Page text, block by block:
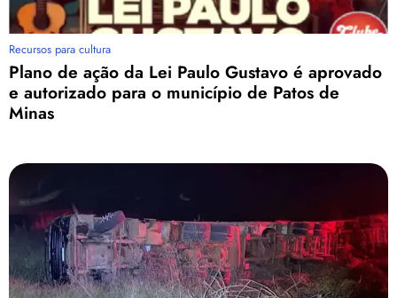
Recursos para cultura
Plano de ação da Lei Paulo Gustavo é aprovado
e autorizado para o município de Patos de
Minas